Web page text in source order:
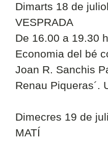
Dimarts 18 de juliol
VESPRADA
De 16.00 a 19.30
Economia del bé
Joan R. Sanchis
Renau Piqueras´.
Dimecres 19 de
MATÍ